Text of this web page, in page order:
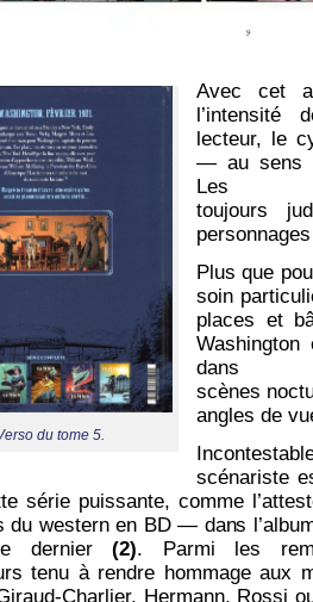
du tome 5.
Avec cet
l’intensité
lecteur, le
— au sens
toujours
Plus que
soin
places et
dans
scènes
angles de
scénariste
série puissante, comme
du western en BD — dans
dernier(2). Parmi les
tenu à rendre hommage aux
Charlier, Hermann, Rossi